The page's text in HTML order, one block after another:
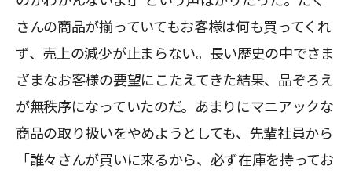
さんの商品が揃っていてもお客様は何も買ってくれ
ず、売上の減少が止まらない。長い歴史の中でさま
ざまなお客様の要望にこたえてきた結果、品ぞろえ
が無秩序になっていたのだ。あまりにマニアックな
商品の取り扱いをやめようとしても、先輩社員から
「誰々さんが買いに来るから、必ず在庫を持ってお